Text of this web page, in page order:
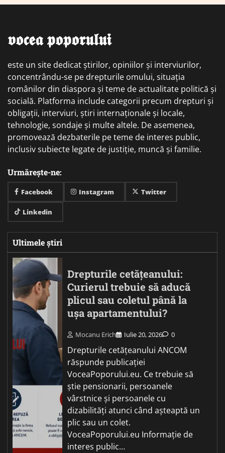
𝖛𝖔𝖈𝖊𝖆 𝖕𝖔𝖕𝖔𝖗𝖚𝖑𝖚𝖎
este un site dedicat știrilor, opiniilor și interviurilor,
concentrându-se pe drepturile omului, situația
românilor din diaspora și teme de actualitate politică și
socială. Platforma include categorii precum drepturi și
obligații, interviuri, știri internaționale și locale,
tehnologie, sondaje și multe altele. De asemenea,
promovează dezbaterile pe teme de interes public,
inclusiv subiecte legate de justiție, muncă și familie.
Urmărește-ne:
Facebook Instagram Twitter
Linkedin
Ultimele știri
Drepturile cetățeanului:
Curierul trebuie să aducă
plicul sau coletul până la
ușa apartamentului?
Mocanu Erich Iulie 20, 2026 0
Drepturile cetățeanului ANCOM
răspunde publicației
VoceaPoporului.eu. Ce trebuie să
știe pensionarii, persoanele
vârstnice și persoanele cu
dizabilități atunci când așteaptă un
plic sau un colet.
VoceaPoporului.eu Informație de
interes public…